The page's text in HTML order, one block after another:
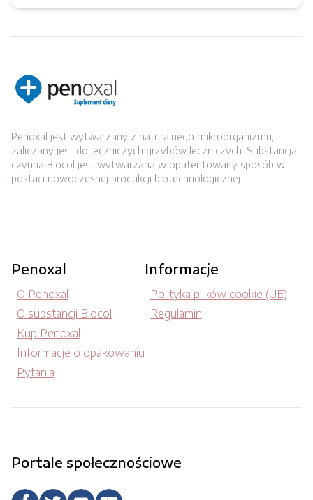
Penoxal jest wytwarzany z naturalnego mikroorganizmu,
zaliczany jest do leczniczych grzybów leczniczych. Substancja
czynna Biocol jest wytwarzana w opatentowany sposób w
postaci nowoczesnej produkcji biotechnologicznej.
Penoxal
O Penoxal
O substancji Biocol
Kup Penoxal
Informacje o opakowaniu
Pytania
Informacje
Polityka plików cookie (UE)
Regulamin
Portale społecznościowe